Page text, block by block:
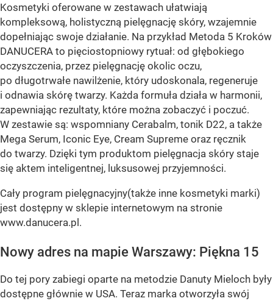
Kosmetyki oferowane w zestawach ułatwiają
kompleksową, holistyczną pielęgnację skóry, wzajemnie
dopełniając swoje działanie. Na przykład Metoda 5 Kroków
DANUCERA to pięciostopniowy rytuał: od głębokiego
oczyszczenia, przez pielęgnację okolic oczu,
po długotrwałe nawilżenie, który udoskonala, regeneruje
i odnawia skórę twarzy. Każda formuła działa w harmonii,
zapewniając rezultaty, które można zobaczyć i poczuć.
W zestawie są: wspomniany Cerabalm, tonik D22, a także
Mega Serum, Iconic Eye, Cream Supreme oraz ręcznik
do twarzy. Dzięki tym produktom pielęgnacja skóry staje
się aktem inteligentnej, luksusowej przyjemności.
Cały program pielęgnacyjny(także inne kosmetyki marki)
jest dostępny w sklepie internetowym na stronie
www.danucera.pl.
Nowy adres na mapie Warszawy: Piękna 15
Do tej pory zabiegi oparte na metodzie Danuty Mieloch były
dostępne głównie w USA. Teraz marka otworzyła swój